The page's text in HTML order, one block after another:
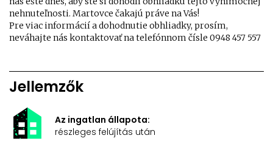
nehnuteľnosti. Martovce čakajú práve na Vás!
Pre viac informácií a dohodnutie obhliadky, prosím,
neváhajte nás kontaktovať na telefónnom čísle 0948 457 557
Jellemzők
Az ingatlan állapota:
részleges felújítás után